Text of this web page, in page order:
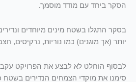
הסקר ביחד עם מודד מוסמך.
בסקר התגלו בשטח מינים מיוחדים
יותר (אך מוגנים) כמו נוריות, נרקיסים,
לבסוף הוחלט לא לבצע את הפרויקט
סימנו את מוקדי הצמחים הנדירים